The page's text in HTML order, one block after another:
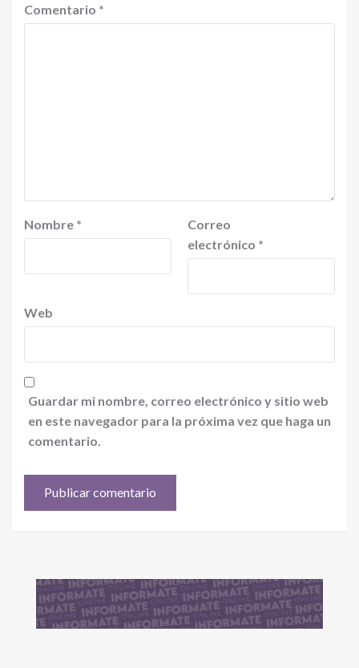
Comentario *
Nombre *
Correo
electrónico *
Web
Guardar mi nombre, correo electrónico y sitio web
en este navegador para la próxima vez que haga un
comentario.